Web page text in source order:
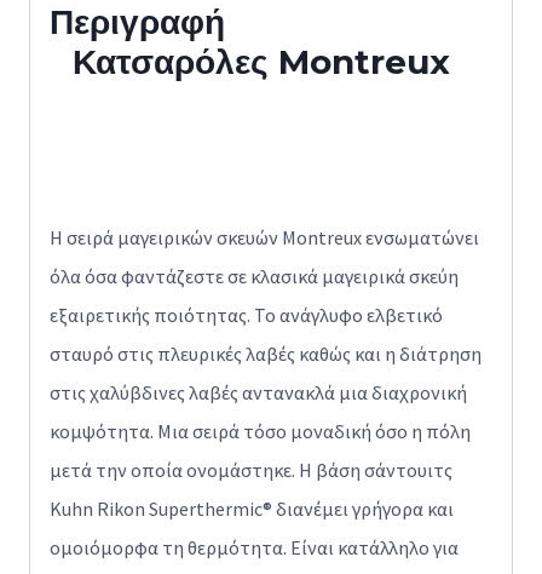
Περιγραφή
Κατσαρόλες Montreux
Η σειρά μαγειρικών σκευών Montreux ενσωματώνει
όλα όσα φαντάζεστε σε κλασικά μαγειρικά σκεύη
εξαιρετικής ποιότητας. Το ανάγλυφο ελβετικό
σταυρό στις πλευρικές λαβές καθώς και η διάτρηση
στις χαλύβδινες λαβές αντανακλά μια διαχρονική
κομψότητα. Μια σειρά τόσο μοναδική όσο η πόλη
μετά την οποία ονομάστηκε. Η βάση σάντουιτς
Kuhn Rikon Superthermic® διανέμει γρήγορα και
ομοιόμορφα τη θερμότητα. Είναι κατάλληλο για